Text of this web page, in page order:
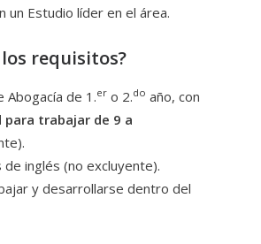
un Estudio líder en el área.
los requisitos?
Abogacía de 1.er o 2.do año, con
para trabajar de 9 a
de inglés (no excluyente).
y desarrollarse dentro del